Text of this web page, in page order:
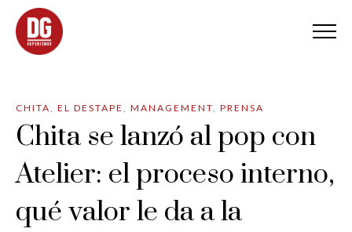
CHITA, EL DESTAPE , MANAGEMENT, PRENSA
Chita se lanzó al pop con
Atelier: el proceso interno,
qué valor le da a la